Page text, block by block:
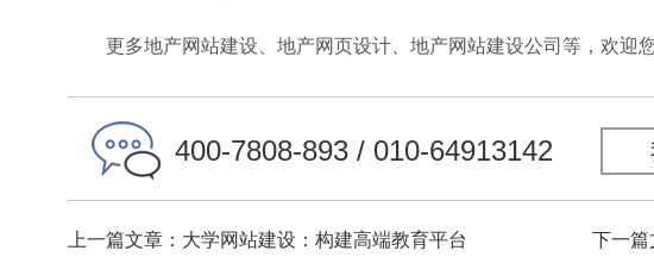
更多地产网站建设、地产网页设计、地产网站建设公司等，欢迎您
400-7808-893 / 010-64913142
上一篇文章：大学网站建设：构建高端教育平台 下一篇